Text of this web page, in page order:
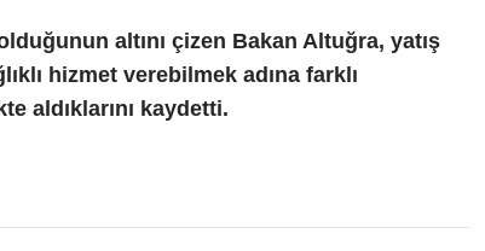
altını çizen Bakan Altuğra, yatış
hizmet verebilmek adına farklı
aldıklarını kaydetti.